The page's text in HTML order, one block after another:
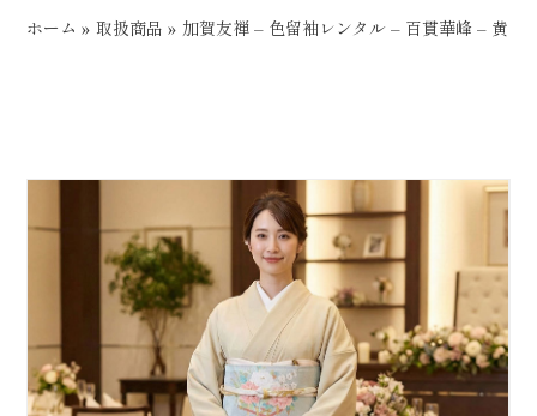
ホーム »取扱商品 » 加賀友禅 – 色留袖レンタル – 百貫華峰 – 黄